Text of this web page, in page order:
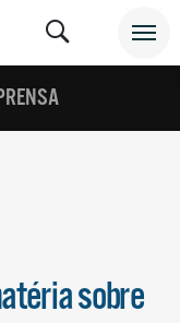
sobre